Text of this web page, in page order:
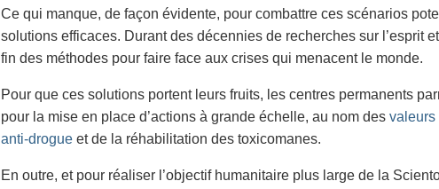
Ce qui manque, de façon évidente, pour combattre ces scénarios
solutions efficaces. Durant des décennies de recherches sur l’esprit
fin des méthodes pour faire face aux crises qui menacent le monde.
Pour que ces solutions portent leurs fruits, les centres permanents
pour la mise en place d’actions à grande échelle, au nom des valeurs
anti-drogue et de la réhabilitation des toxicomanes.
En outre, et pour réaliser l’objectif humanitaire plus large de la